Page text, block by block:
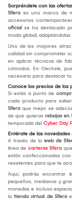
Sorpréndete con las
Sfera es una marca de
accesorios
oficial se ha destacado
moda global,
Uno de los mayores
calidad sin comprometer
en aplicar técnicas de
cómodos. En Oechsle,
necesario para destacar
Conoce los precios de los
Si estás a punto de
cada producto para
Sfera que mejor se
de que quieras rebajas en
temporada del Cyber Day
Entérate de las novedades
A través de la web de
línea de carteras Sfera
están confeccionadas
resistentes para que te
Aquí, podrás encontrar
pequeños, medianos y
monedas e incluso
la tienda virtual de Sfera